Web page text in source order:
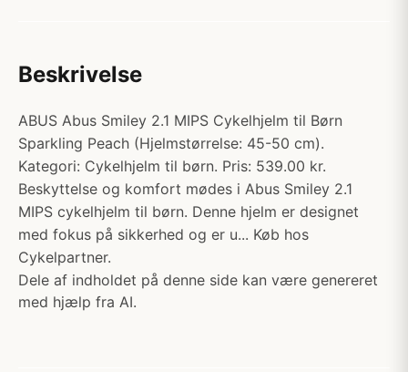
Beskrivelse
ABUS Abus Smiley 2.1 MIPS Cykelhjelm til Børn
Sparkling Peach (Hjelmstørrelse: 45-50 cm).
Kategori: Cykelhjelm til børn. Pris: 539.00 kr.
Beskyttelse og komfort mødes i Abus Smiley 2.1
MIPS cykelhjelm til børn. Denne hjelm er designet
med fokus på sikkerhed og er u... Køb hos
Cykelpartner.
Dele af indholdet på denne side kan være genereret
med hjælp fra AI.